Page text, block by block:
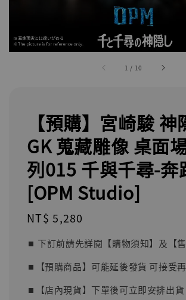
1 / 10
【預購】宮崎駿
GK 蒐藏雕像 桌面
列015 千與千尋-奔
[OPM Studio]
Regular
NT$ 5,280
⏹︎ 下訂前請先詳閱【購物須知】及【售
⏹︎【預購商品】可能延後發貨 可接受
⏹︎【店內現貨】下單後可立即安排出貨